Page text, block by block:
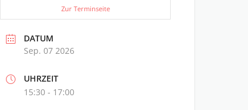
Zur Terminseite
DATUM
Sep. 07 2026
UHRZEIT
15:30 - 17:00